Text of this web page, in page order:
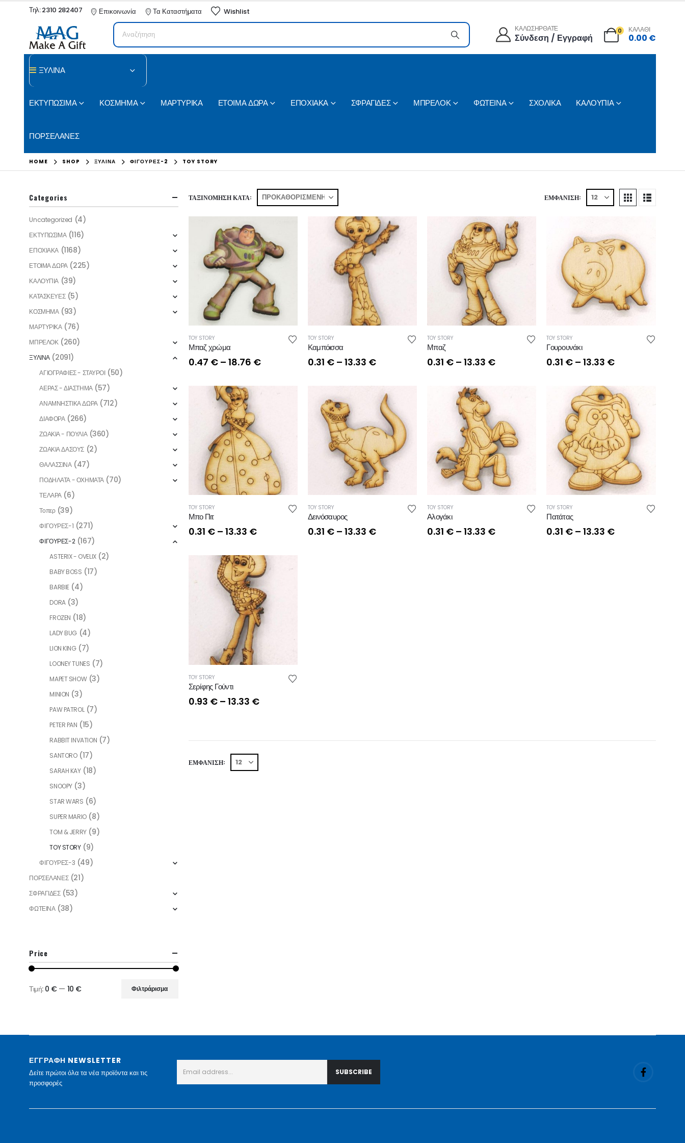
Τηλ: 2310 282407 Επικοινωνία Τα Καταστήματα Wishlist
ΚΑΛΩΣΗΡΘΑΤΕ
Σύνδεση / Εγγραφή
0 ΚΑΛΑΘΙ
0.00 €
ΞΥΛΙΝΑ
ΕΚΤΥΠΩΣΙΜΑ ΚΟΣΜΗΜΑ ΜΑΡΤΥΡΙΚΑ ΕΤΟΙΜΑ ΔΩΡΑ ΕΠΟΧΙΑΚΑ ΣΦΡΑΓΙΔΕΣ ΜΠΡΕΛΟΚ ΦΩΤΕΙΝΑ ΣΧΟΛΙΚΑ ΚΑΛΟΥΠΙΑ
ΠΟΡΣΕΛΑΝΕΣ
HOME SHOP ΞΥΛΙΝΑ ΦΙΓΟΥΡΕΣ-2 TOY STORY
ΤΑΞΙΝΌΜΗΣΗ ΚΑΤΆ: ΕΜΦΆΝΙΣΗ:
TOY STORY
Μπαζ χρώμα
0.47 € – 18.76 €Price
through
18.76 €
TOY STORY
Καμπόισσα
0.31 € – 13.33 €Price
through
13.33 €
TOY STORY
Μπαζ
0.31 € – 13.33 €Price
TOY STORY
Γουρουνάκι
0.31 € – 13.33 €Price
through
13.33 €
TOY STORY
Μπο Πιτ
0.31 € – 13.33 €Price
through
13.33 €
TOY STORY
Δεινόσαυρος
0.31 € – 13.33 €Price
TOY STORY
Αλογάκι
0.31 € – 13.33 €Price
TOY STORY
Πατάτας
0.31 € – 13.33 €Price
TOY STORY
Σερίφης Γούντι
0.93 € – 13.33 €Price
13.33 €
ΕΜΦΆΝΙΣΗ:
Categories
Uncategorized (4)
ΕΚΤΥΠΩΣΙΜΑ (116)
ΕΠΟΧΙΑΚΑ (1168)
ΕΤΟΙΜΑ ΔΩΡΑ (225)
ΚΑΛΟΥΠΙΑ (39)
ΚΑΤΑΣΚΕΥΕΣ (5)
ΚΟΣΜΗΜΑ (93)
ΜΑΡΤΥΡΙΚΑ (76)
ΜΠΡΕΛΟΚ (260)
ΞΥΛΙΝΑ (2091)
ΑΓΙΟΓΡΑΦΙΕΣ - ΣΤΑΥΡΟΙ (50)
ΑΕΡΑΣ - ΔΙΑΣΤΗΜΑ (57)
ΑΝΑΜΝΗΣΤΙΚΑ ΔΩΡΑ (712)
ΔΙΑΦΟΡΑ (266)
ΖΩΑΚΙΑ - ΠΟΥΛΙΑ (360)
ΖΩΑΚΙΑ ΔΑΣΟΥΣ (2)
ΘΑΛΑΣΣΙΝΑ (47)
ΠΟΔΗΛΑΤΑ - ΟΧΗΜΑΤΑ (70)
ΤΕΛΑΡΑ (6)
Τοπερ (39)
ΦΙΓΟΥΡΕΣ-1 (271)
ΦΙΓΟΥΡΕΣ-2 (167)
ASTERIX - OVELIX (2)
BABY BOSS (17)
BARBIE (4)
DORA (3)
FROZEN (18)
LADY BUG (4)
LION KING (7)
LOONEY TUNES (7)
MAPET SHOW (3)
MINION (3)
PAW PATROL (7)
PETER PAN (15)
RABBIT INVATION (7)
SANTORO (17)
SARAH KAY (18)
SNOOPY (3)
STAR WARS (6)
SUPER MARIO (8)
TOM & JERRY (9)
TOY STORY (9)
ΦΙΓΟΥΡΕΣ-3 (49)
ΠΟΡΣΕΛΑΝΕΣ (21)
ΣΦΡΑΓΙΔΕΣ (53)
ΦΩΤΕΙΝΑ (38)
Price
Ελάχιστη
Μέγιστη
Φιλτράρισμα
Τιμή: 0 €— 10 €
ΕΓΓΡΑΦΗ NEWSLETTER
Δείτε πρώτοι όλα τα νέα προϊόντα και τις
προσφορές